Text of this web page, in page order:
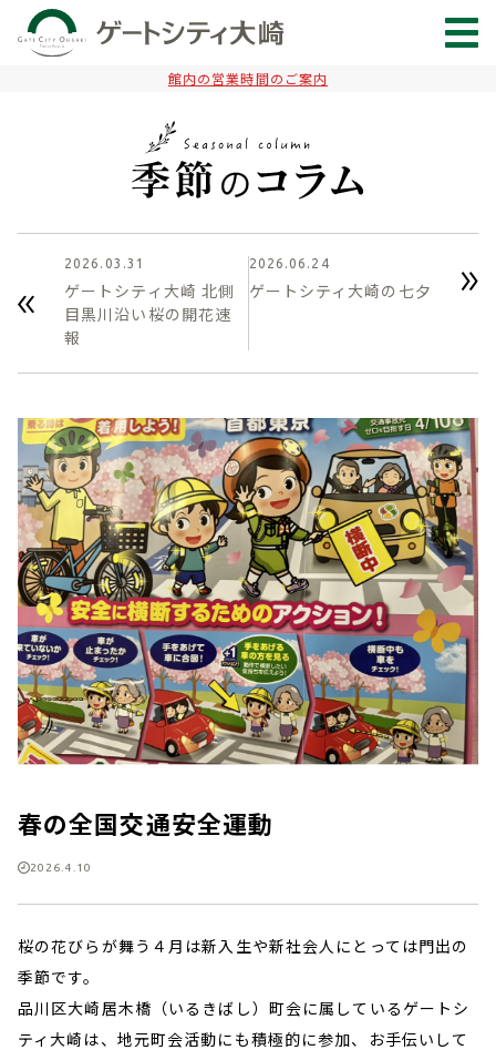
館内の営業時間のご案内
2026.03.31
ゲートシティ大崎 北側
目黒川沿い桜の開花速
報
2026.06.24
ゲートシティ大崎の七夕
春の全国交通安全運動
2026.4.10
桜の花びらが舞う４月は新入生や新社会人にとっては門出の
季節です。
品川区大崎居木橋（いるきばし）町会に属しているゲートシ
ティ大崎は、地元町会活動にも積極的に参加、お手伝いして